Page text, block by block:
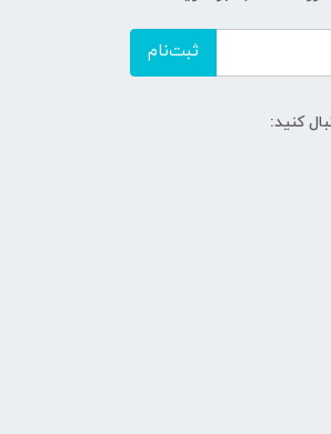
ثبت‌نام
کنید: